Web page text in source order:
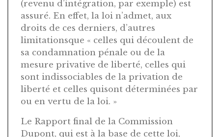
(revenu d’intégration, par exemple) est
assuré. En effet, la loi n’admet, aux
droits de ces derniers, d’autres
limitationsque « celles qui découlent de
sa condamnation pénale ou de la
mesure privative de liberté, celles qui
sont indissociables de la privation de
liberté et celles quisont déterminées par
ou en vertu de la loi. »
Le Rapport final de la Commission
Dupont, qui est à la base de cette loi,